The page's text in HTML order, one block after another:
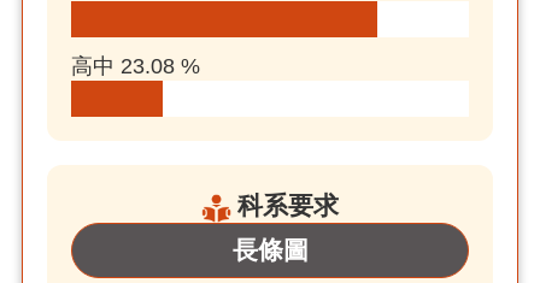
高中 23.08 %
科系要求
長條圖